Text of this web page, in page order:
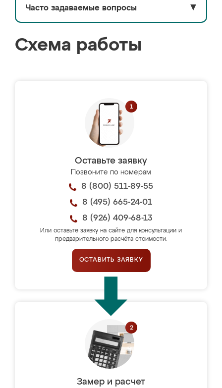
Часто задаваемые вопросы ▼
Схема работы
Оставьте заявку
Позвоните по номерам
8 (800) 511-89-55
8 (495) 665-24-01
8 (926) 409-68-13
Или оставьте заявку на сайте для консультации и
предварительного расчёта стоимости.
ОСТАВИТЬ ЗАЯВКУ
Замер и расчет